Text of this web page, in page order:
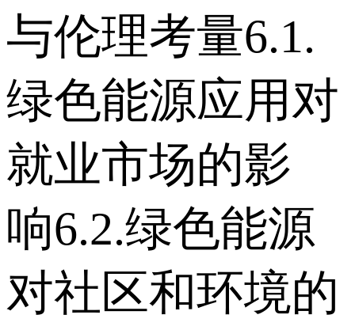
与伦理考量 6.1.
绿色能源应用对
就业市场的影
响 6.2.绿色能源
对社区和环境的